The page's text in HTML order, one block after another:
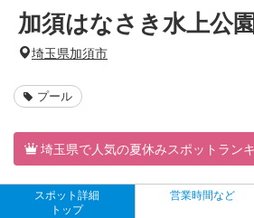
加須はなさき水上公
埼玉県加須市
プール
埼玉県で人気の夏休みスポットラン
スポット詳細
トップ
営業時間など